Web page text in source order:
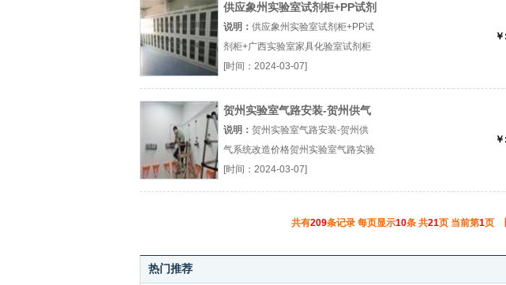
供应象州实验室试剂柜+PP试剂
柜+广西实验室家具
说明： 供应象州实验室试剂柜+PP试
剂柜+广西实验室家具化验室试剂柜
实验室试剂柜实验室家具厂（...『化
验室试剂柜』
[时间：2024-03-07]
贺州实验室气路安装-贺州供气
系统改造价格
说明： 贺州实验室气路安装-贺州供
气系统改造价格贺州实验室气路实验
室气路系统化验室气路改造厂（...
『贺州实验室气路』
[时间：2024-03-07]
共有209条记录 每页显示10条 共21页 当前第1页
热门推荐